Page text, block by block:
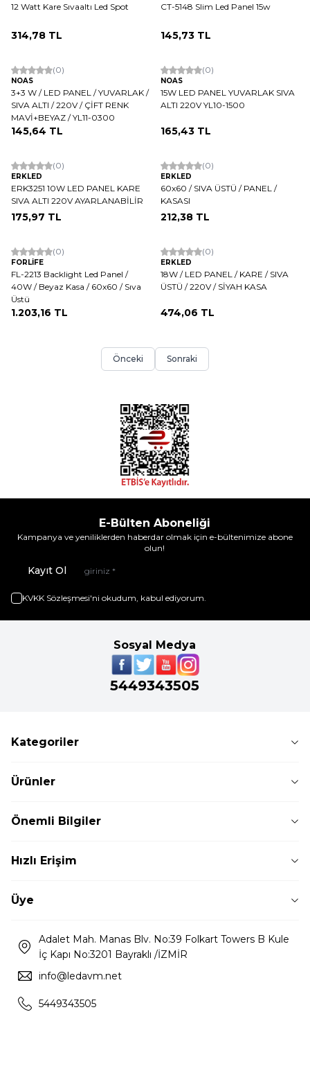
12 Watt Kare Sıvaaltı Led Spot
314,78 TL
CT-5148 Slim Led Panel 15w
145,73 TL
(0)
NOAS
3+3 W / LED PANEL / YUVARLAK /
SIVA ALTI / 220V / ÇİFT RENK
MAVİ+BEYAZ / YL11-0300
145,64 TL
(0)
NOAS
15W LED PANEL YUVARLAK SIVA
ALTI 220V YL10-1500
165,43 TL
(0)
ERKLED
ERK3251 10W LED PANEL KARE
SIVA ALTI 220V AYARLANABİLİR
175,97 TL
(0)
ERKLED
60x60 / SIVA ÜSTÜ / PANEL /
KASASI
212,38 TL
(0)
FORLİFE
FL-2213 Backlight Led Panel /
40W / Beyaz Kasa / 60x60 / Sıva
Üstü
1.203,16 TL
(0)
ERKLED
18W / LED PANEL / KARE / SIVA
ÜSTÜ / 220V / SİYAH KASA
474,06 TL
Önceki Sonraki
E-Bülten Aboneliği
Kampanya ve yeniliklerden haberdar olmak için e-bültenimize abone
olun!
Kayıt Ol
KVKK Sözleşmesi'ni okudum, kabul ediyorum.
Sosyal Medya
5449343505
Kategoriler
Ürünler
Önemli Bilgiler
Hızlı Erişim
Üye
Adalet Mah. Manas Blv. No:39 Folkart Towers B Kule
İç Kapı No:3201 Bayraklı /İZMİR
info@ledavm.net
5449343505